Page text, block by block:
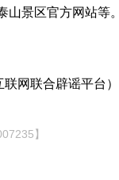
山景区官方网站
网联合辟谣平台）
】